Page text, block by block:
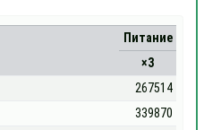
Питание
×3
267514
339870